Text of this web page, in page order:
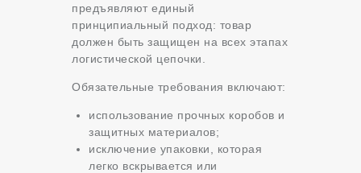
предъявляют единый
принципиальный подход: товар
должен быть защищен на всех этапах
логистической цепочки.
Обязательные требования включают:
использование прочных коробов и
защитных материалов;
исключение упаковки, которая
легко вскрывается или